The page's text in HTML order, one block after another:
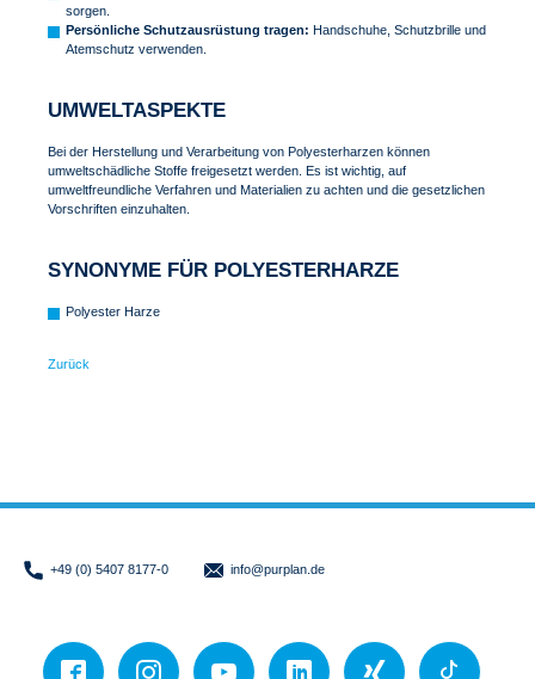
sorgen.
Persönliche Schutzausrüstung tragen: Handschuhe, Schutzbrille und
Atemschutz verwenden.
UMWELTASPEKTE
Bei der Herstellung und Verarbeitung von Polyesterharzen können
umweltschädliche Stoffe freigesetzt werden. Es ist wichtig, auf
umweltfreundliche Verfahren und Materialien zu achten und die gesetzlichen
Vorschriften einzuhalten.
SYNONYME FÜR POLYESTERHARZE
Polyester Harze
Zurück
+49 (0) 5407 8177-0 info@purplan.de